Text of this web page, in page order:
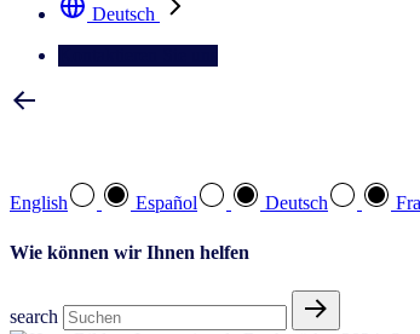
Deutsch
English Español Deutsch
Wie können wir Ihnen helfen
search